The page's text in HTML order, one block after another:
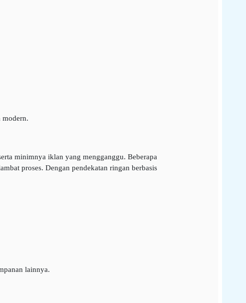
modern.
minimnya iklan yang mengganggu. Beberapa
proses. Dengan pendekatan ringan berbasis
lainnya.